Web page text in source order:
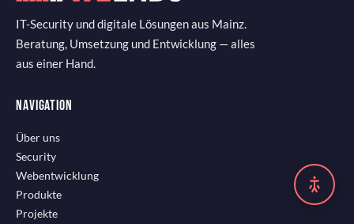
IT-Security und digitale Lösungen aus Mainz.
Beratung, Umsetzung und Entwicklung — alles
aus einer Hand.
NAVIGATION
Über uns
Security
Webentwicklung
Produkte
Projekte